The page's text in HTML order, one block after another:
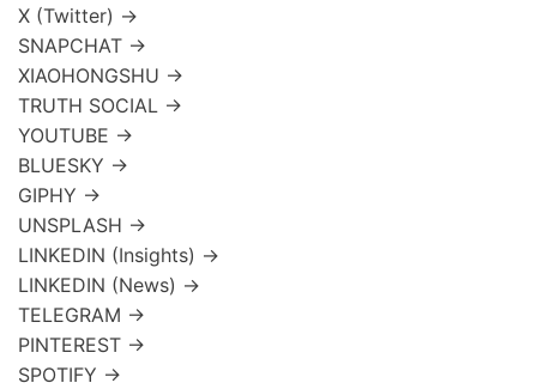
X (Twitter) →
SNAPCHAT →
XIAOHONGSHU →
TRUTH SOCIAL →
YOUTUBE →
BLUESKY →
GIPHY →
UNSPLASH →
LINKEDIN (Insights) →
LINKEDIN (News) →
TELEGRAM →
PINTEREST →
SPOTIFY →